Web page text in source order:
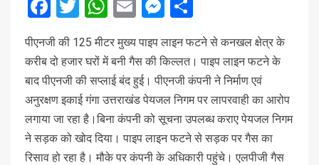
Facebook
Twitter
WhatsApp
EmailMessenger
पीएनजी की 125 मीटर मुख्य पाइप लाइन फटने से कनखल क्षेत्र के
करीब दो हजार घरों में बनी गैस की किल्लत। पाइप लाइन फटने के
बाद पीएनजी की सप्लाई बंद हुई। पीएनजी कंपनी ने निर्माण एवं
अनुरक्षण इकाई गंगा उत्तराखंड पेयजल निगम पर लापरवाही का आरोप
लगाया जा रहा है।बिना कंपनी को सूचना उपलब्ध कराए पेयजल निगम
ने सड़क को खोद दिया। पाइप लाइन फटने से सड़क पर गैस का
रिसाव हो रहा है। मौके पर कंपनी के अधिकारी पहुंचे। एलपीजी गैस